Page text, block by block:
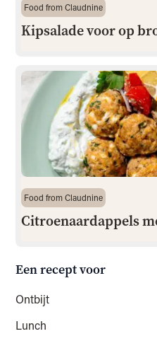
Food from Claudnine
Kipsalade voor op
Food from Claudnine
Citroenaardappels
Een recept voor
Ontbijt
Lunch